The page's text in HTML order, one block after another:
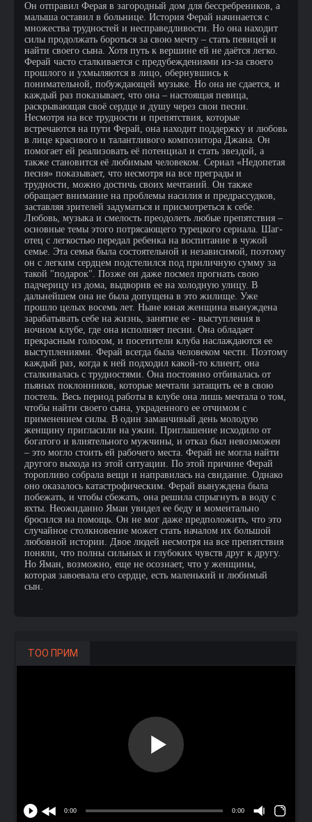
Он отправил Ферая в загородный дом для бессребреников, а
малыша оставил в больнице. История Ферай начинается с
множества трудностей и несправедливости. Но она находит
силы продолжать бороться за свою мечту – стать певицей и
найти своего сына. Хотя путь к вершине ей не даётся легко.
Ферай часто сталкивается с предубеждениями из-за своего
прошлого и ухмыляются в лицо, обернувшись к
понимательной, побуждающей музыке. Но она не сдается, и
каждый раз показывает, что она – настоящая певица,
раскрывающая своё сердце и душу через свои песни.
Несмотря на все трудности и препятствия, которые
встречаются на пути Ферай, она находит поддержку и любовь
в лице красивого и талантливого композитора Джана. Он
помогает ей реализовать её потенциал и стать звездой, а
также становится её любимым человеком. Сериал «Недопетая
песня» показывает, что несмотря на все преграды и
трудности, можно достичь своих мечтаний. Он также
обращает внимание на проблемы насилия и предрассудков,
заставляя зрителей задуматься и присмотреться к себе.
Любовь, музыка и смелость преодолеть любые препятствия –
основные темы этого потрясающего турецкого сериала. Шаг-
отец с легкостью передал ребенка на воспитание в чужой
семье. Эта семья была состоятельной и независимой, поэтому
он с легким сердцем подстелился под приличную сумму за
такой "подарок". Позже он даже посмел прогнать свою
падчерицу из дома, выдворив ее на холодную улицу. В
дальнейшем она не была допущена в это жилище. Уже
прошло целых восемь лет. Ныне юная женщина вынуждена
зарабатывать себе на жизнь, занятие ее - выступления в
ночном клубе, где она исполняет песни. Она обладает
прекрасным голосом, и посетители клуба наслаждаются ее
выступлениями. Ферай всегда была человеком чести. Поэтому
каждый раз, когда к ней подходил какой-то клиент, она
сталкивалась с трудностями. Она постоянно отбивалась от
пьяных поклонников, которые мечтали затащить ее в свою
постель. Весь период работы в клубе она лишь мечтала о том,
чтобы найти своего сына, украденного ее отчимом с
применением силы. В один заманчивый день молодую
женщину пригласили на ужин. Приглашение исходило от
богатого и влиятельного мужчины, и отказ был невозможен
– это могло стоить ей рабочего места. Ферай не могла найти
другого выхода из этой ситуации. По этой причине Ферай
торопливо собрала вещи и направилась на свидание. Однако
оно оказалось катастрофическим. Ферай вынуждена была
побежать, и чтобы сбежать, она решила спрыгнуть в воду с
яхты. Неожиданно Яман увидел ее беду и моментально
бросился на помощь. Он не мог даже предположить, что это
случайное столкновение может стать началом их большой
любовной истории. Двое людей несмотря на все препятствия
поняли, что полны сильных и глубоких чувств друг к другу.
Но Яман, возможно, еще не осознает, что у женщины,
которая завоевала его сердце, есть маленький и любимый
сын.
ТОО ПРИМ